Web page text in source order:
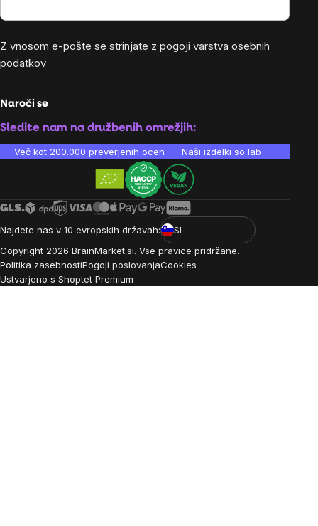
Z vnosom e-pošte se strinjate z pogoji varstva osebnih
podatkov
Naroči se
Sledite nam na družbenih omrežjih:
Več kot 200.000 preverjenih ocen Naši izdelki so laboratorijsko
Najdete nas v 10 evropskih državah:
SI
Copyright 2026 BrainMarket.si. Vse pravice pridržane.
Politika zasebnostiPogoji poslovanjaCookies
Ustvarjeno s Shoptet Premium